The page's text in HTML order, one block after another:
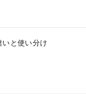
いと使い分け